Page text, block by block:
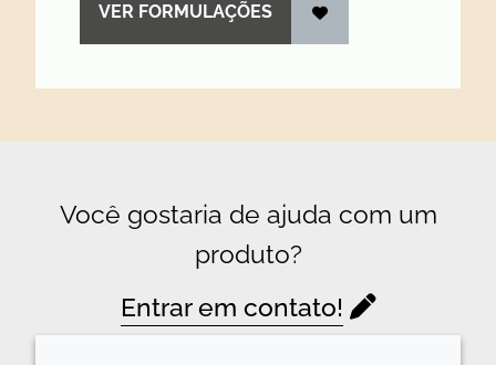
VER FORMULAÇÕES
Você gostaria de ajuda com um
produto?
Entrar em contato!